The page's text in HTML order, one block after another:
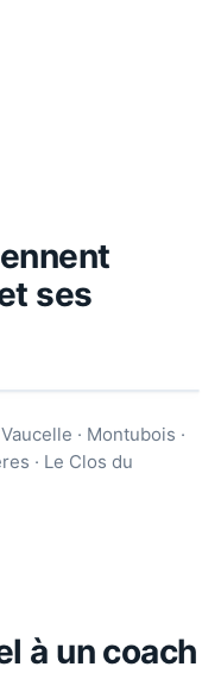
ses
· Montubois ·
· Le Clos du
à un coach